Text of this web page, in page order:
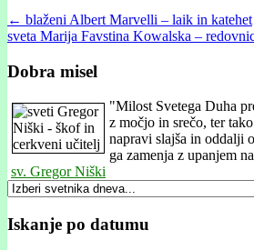
Post
navigation
← blaženi Albert Marvelli – laik in katehet
sveta Marija Favstina Kowalska –
Dobra misel
"Milost Svetega Duha
z močjo in srečo, ter
napravi slajša in oddalji
ga zamenja z upanjem
sv. Gregor Niški
Iskanje po datumu